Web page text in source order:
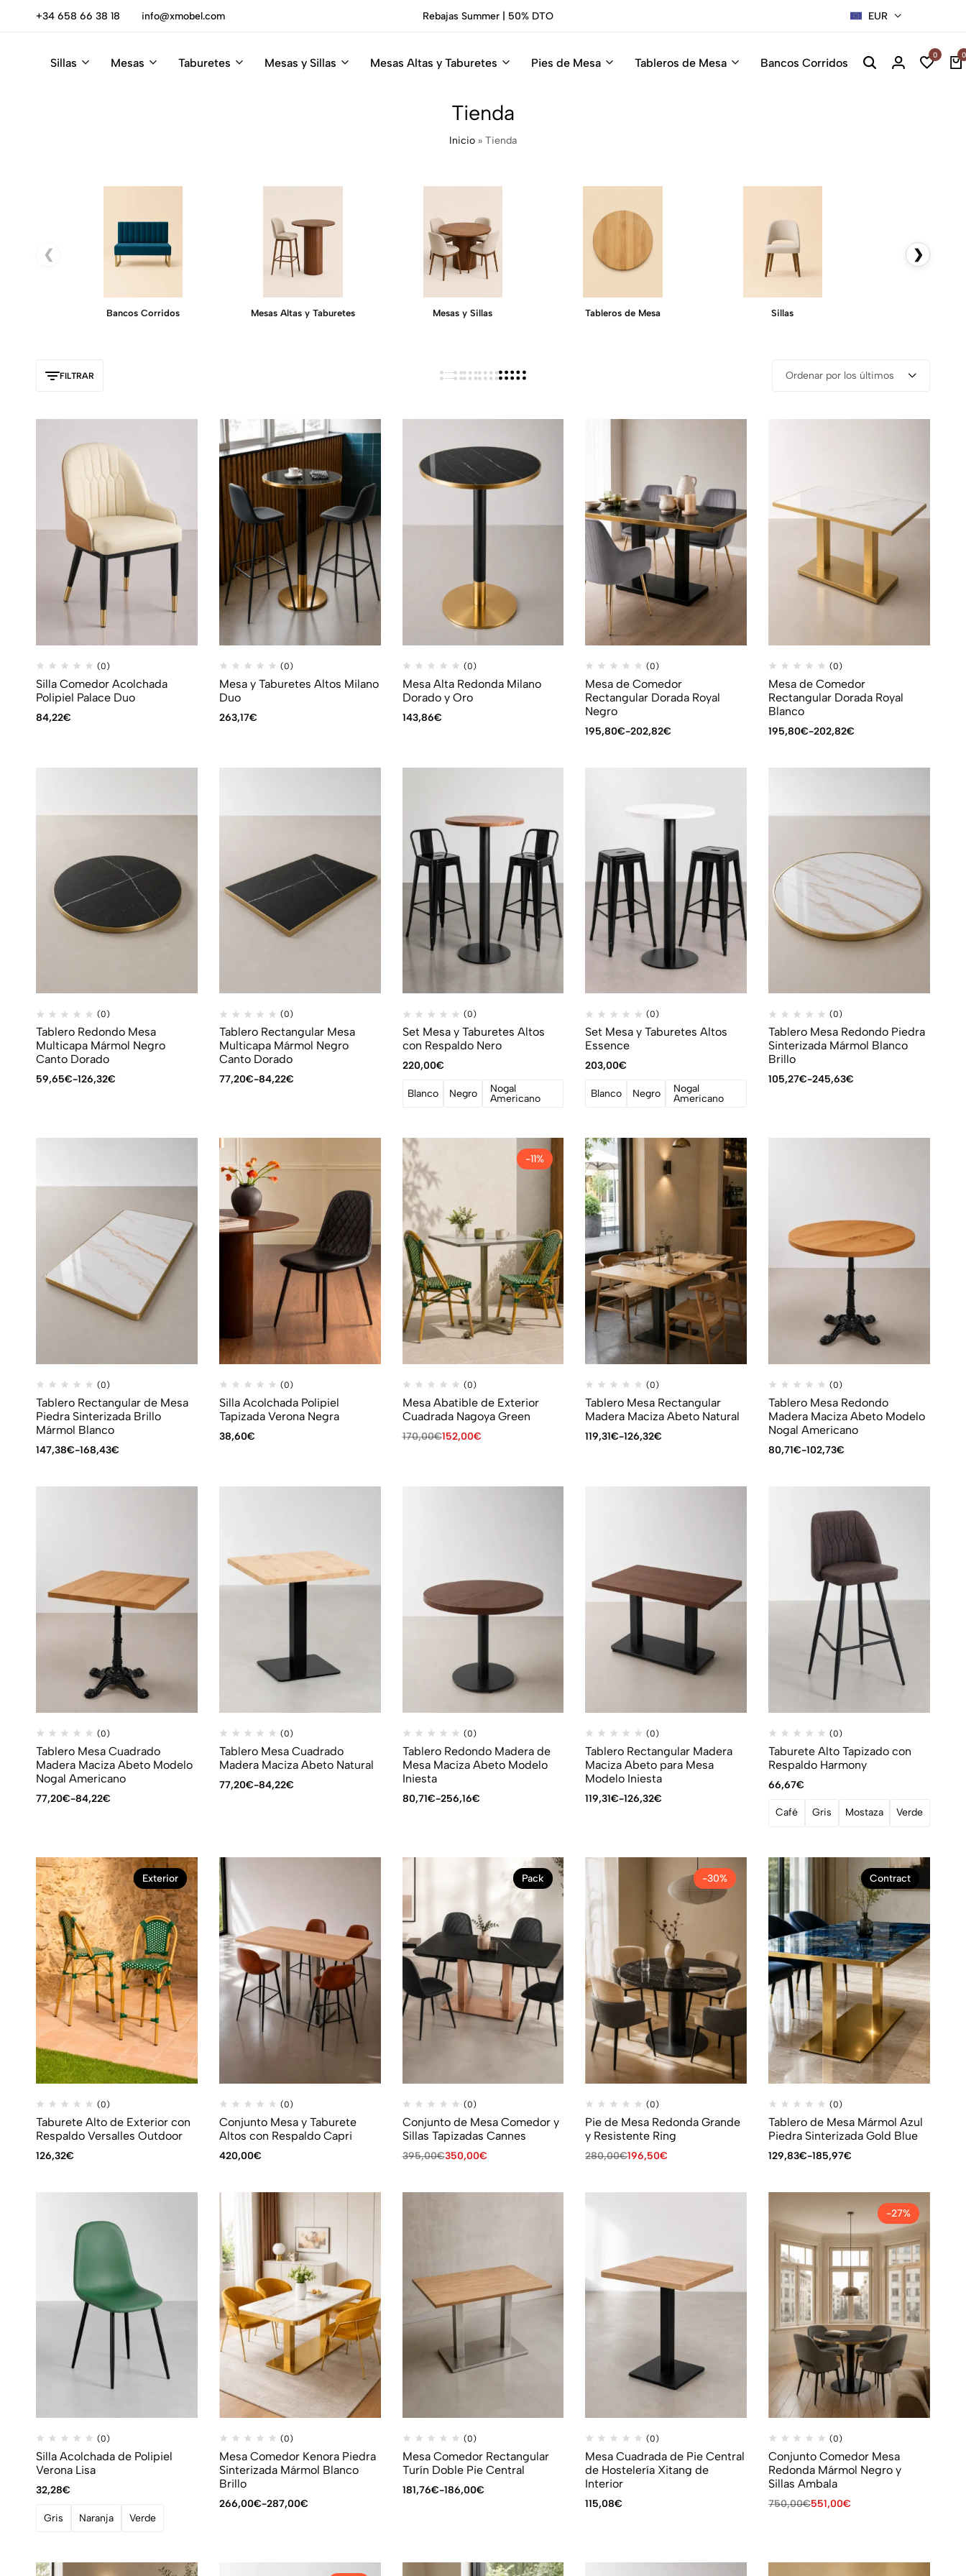
+34 658 66 38 18 info@xmobel.com Sillas Premium Hosteleria.Descúbrelas EUR
Sillas Mesas Taburetes Mesas y Sillas Mesas Altas y Taburetes Pies de Mesa Tableros de Mesa Bancos Corridos
0 0
Tienda
Inicio » Tienda
❮
Bancos Corridos Mesas Altas y Taburetes Mesas y Sillas Tableros de Mesa Sillas
❯
FILTRAR Ordenar por los últimos
(0)
Silla Comedor Acolchada
Polipiel Palace Duo
84,22€
(0)
Mesa y Taburetes Altos Milano
Duo
263,17€
(0)
Mesa Alta Redonda Milano
Dorado y Oro
143,86€
(0)
Mesa de Comedor
Rectangular Dorada Royal
Negro
195,80€-202,82€
(0)
Mesa de Comedor
Rectangular Dorada Royal
Blanco
195,80€-202,82€
(0)
Tablero Redondo Mesa
Multicapa Mármol Negro
Canto Dorado
59,65€-126,32€
(0)
Tablero Rectangular Mesa
Multicapa Mármol Negro
Canto Dorado
77,20€-84,22€
(0)
Set Mesa y Taburetes Altos
con Respaldo Nero
220,00€
Blanco Negro
Nogal
Americano
(0)
Set Mesa y Taburetes Altos
Essence
203,00€
Blanco Negro
Nogal
Americano
(0)
Tablero Mesa Redondo Piedra
Sinterizada Mármol Blanco
Brillo
105,27€-245,63€
(0)
Tablero Rectangular de Mesa
Piedra Sinterizada Brillo
Mármol Blanco
147,38€-168,43€
(0)
Silla Acolchada Polipiel
Tapizada Verona Negra
38,60€
-11%
(0)
Mesa Abatible de Exterior
Cuadrada Nagoya Green
170,00€152,00€
(0)
Tablero Mesa Rectangular
Madera Maciza Abeto Natural
119,31€-126,32€
(0)
Tablero Mesa Redondo
Madera Maciza Abeto Modelo
Nogal Americano
80,71€-102,73€
(0)
Tablero Mesa Cuadrado
Madera Maciza Abeto Modelo
Nogal Americano
77,20€-84,22€
(0)
Tablero Mesa Cuadrado
Madera Maciza Abeto Natural
77,20€-84,22€
(0)
Tablero Redondo Madera de
Mesa Maciza Abeto Modelo
Iniesta
80,71€-256,16€
(0)
Tablero Rectangular Madera
Maciza Abeto para Mesa
Modelo Iniesta
119,31€-126,32€
(0)
Taburete Alto Tapizado con
Respaldo Harmony
66,67€
Café Gris Mostaza Verde
Exterior
(0)
Taburete Alto de Exterior con
Respaldo Versalles Outdoor
126,32€
(0)
Conjunto Mesa y Taburete
Altos con Respaldo Capri
420,00€
Pack
(0)
Conjunto de Mesa Comedor y
Sillas Tapizadas Cannes
395,00€350,00€
-30%
(0)
Pie de Mesa Redonda Grande
y Resistente Ring
280,00€196,50€
Contract
(0)
Tablero de Mesa Mármol Azul
Piedra Sinterizada Gold Blue
129,83€-185,97€
(0)
Silla Acolchada de Polipiel
Verona Lisa
32,28€
Gris Naranja Verde
(0)
Mesa Comedor Kenora Piedra
Sinterizada Mármol Blanco
Brillo
266,00€-287,00€
(0)
Mesa Comedor Rectangular
Turín Doble Pie Central
181,76€-186,00€
(0)
Mesa Cuadrada de Pie Central
de Hostelería Xitang de
Interior
115,08€
-27%
(0)
Conjunto Comedor Mesa
Redonda Mármol Negro y
Sillas Ambala
750,00€551,00€